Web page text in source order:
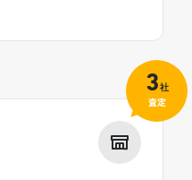
3社
査定